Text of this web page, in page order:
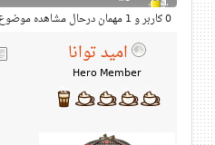
0 کاربر و 1 مهمان درحال مشاهده موضوع.
امید توانا
Hero Member